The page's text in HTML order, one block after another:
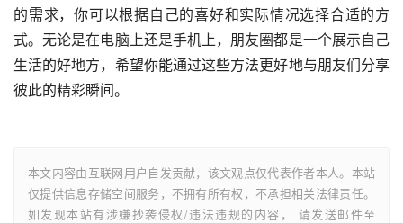
的需求，你可以根据自己的喜好和实际情况选择合适的方
式。无论是在电脑上还是手机上，朋友圈都是一个展示自己
生活的好地方，希望你能通过这些方法更好地与朋友们分享
彼此的精彩瞬间。
本文内容由互联网用户自发贡献，该文观点仅代表作者本人。本站
仅提供信息存储空间服务，不拥有所有权，不承担相关法律责任。
如发现本站有涉嫌抄袭侵权/违法违规的内容， 请发送邮件至